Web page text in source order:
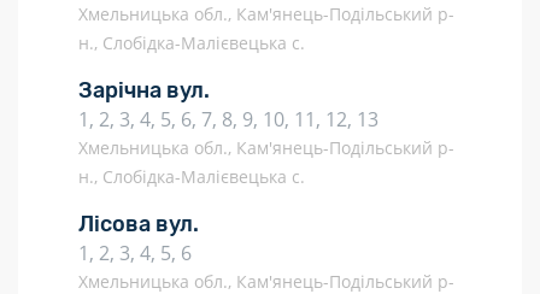
Хмельницька обл., Кам'янець-Подільський р-
н., Слобідка-Малієвецька с.
Зарічна вул.
1, 2, 3, 4, 5, 6, 7, 8, 9, 10, 11, 12, 13
Хмельницька обл., Кам'янець-Подільський р-
н., Слобідка-Малієвецька с.
Лісова вул.
1, 2, 3, 4, 5, 6
Хмельницька обл., Кам'янець-Подільський р-